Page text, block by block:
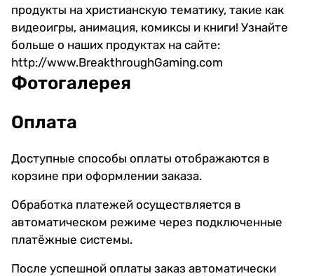
продукты на христианскую тематику, такие как
видеоигры, анимация, комиксы и книги! Узнайте
больше о наших продуктах на сайте:
http://www.BreakthroughGaming.com
Фотогалерея
Оплата
Доступные способы оплаты отображаются в
корзине при оформлении заказа.
Обработка платежей осуществляется в
автоматическом режиме через подключенные
платёжные системы.
После успешной оплаты заказ автоматически